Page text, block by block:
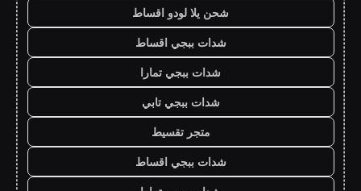
شحن يلا لودو اقساط
شدات ببجي اقساط
شدات ببجي تمارا
شدات ببجي تابي
متجر تقسيط
شدات ببجي اقساط